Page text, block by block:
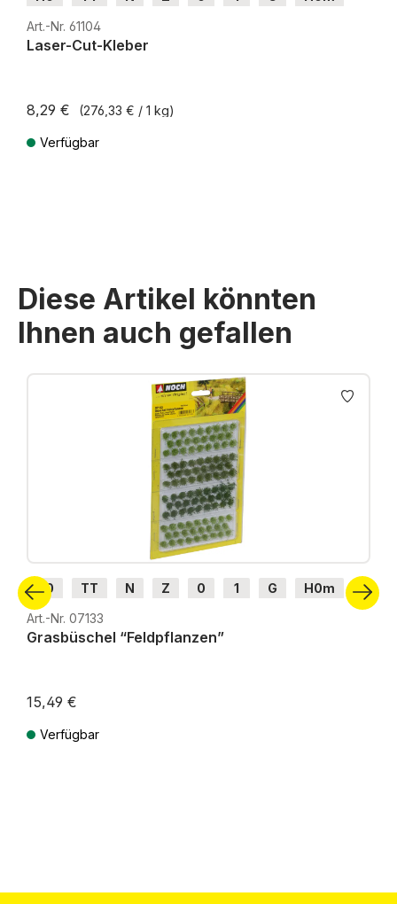
H0e
Art.-Nr. 61104
Laser-Cut-Kleber
8,29 € (276,33 € / 1 kg)
Verfügbar
Diese Artikel könnten
Ihnen auch gefallen
Produktgalerie überspringen
H0 TT N Z 0 1 G
H0m
H0e
Art.-Nr. 07133
Grasbüschel “Feldpflanzen”
15,49 €
Verfügbar